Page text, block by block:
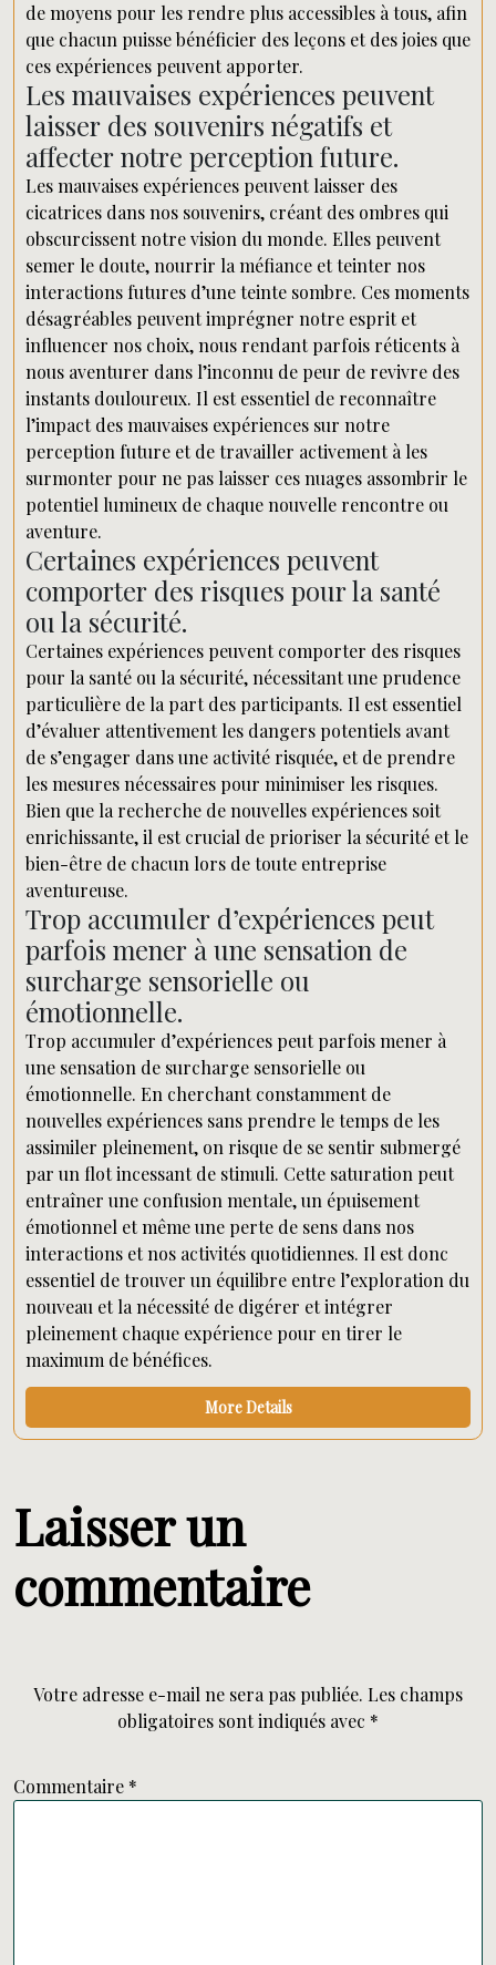
de moyens pour les rendre plus accessibles à tous, afin
que chacun puisse bénéficier des leçons et des joies que
ces expériences peuvent apporter.
Les mauvaises expériences peuvent
laisser des souvenirs négatifs et
affecter notre perception future.
Les mauvaises expériences peuvent laisser des
cicatrices dans nos souvenirs, créant des ombres qui
obscurcissent notre vision du monde. Elles peuvent
semer le doute, nourrir la méfiance et teinter nos
interactions futures d’une teinte sombre. Ces moments
désagréables peuvent imprégner notre esprit et
influencer nos choix, nous rendant parfois réticents à
nous aventurer dans l’inconnu de peur de revivre des
instants douloureux. Il est essentiel de reconnaître
l’impact des mauvaises expériences sur notre
perception future et de travailler activement à les
surmonter pour ne pas laisser ces nuages assombrir le
potentiel lumineux de chaque nouvelle rencontre ou
aventure.
Certaines expériences peuvent
comporter des risques pour la santé
ou la sécurité.
Certaines expériences peuvent comporter des risques
pour la santé ou la sécurité, nécessitant une prudence
particulière de la part des participants. Il est essentiel
d’évaluer attentivement les dangers potentiels avant
de s’engager dans une activité risquée, et de prendre
les mesures nécessaires pour minimiser les risques.
Bien que la recherche de nouvelles expériences soit
enrichissante, il est crucial de prioriser la sécurité et le
bien-être de chacun lors de toute entreprise
aventureuse.
Trop accumuler d’expériences peut
parfois mener à une sensation de
surcharge sensorielle ou
émotionnelle.
Trop accumuler d’expériences peut parfois mener à
une sensation de surcharge sensorielle ou
émotionnelle. En cherchant constamment de
nouvelles expériences sans prendre le temps de les
assimiler pleinement, on risque de se sentir submergé
par un flot incessant de stimuli. Cette saturation peut
entraîner une confusion mentale, un épuisement
émotionnel et même une perte de sens dans nos
interactions et nos activités quotidiennes. Il est donc
essentiel de trouver un équilibre entre l’exploration du
nouveau et la nécessité de digérer et intégrer
pleinement chaque expérience pour en tirer le
maximum de bénéfices.
More Details
Laisser un
commentaire
Votre adresse e-mail ne sera pas publiée. Les champs
obligatoires sont indiqués avec *
Commentaire *